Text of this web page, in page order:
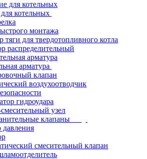
котельных
монтажа
тяги для твердотопливного котла
распределительный
арматура
клапан
воздухоотводчик
гидроудара
узел
клапаны
давления
смесительный клапан